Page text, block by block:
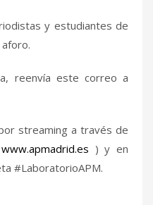
y estudiantes de
reenvía este correo a
streaming a través de
www.apmadrid.es ) y en
#LaboratorioAPM.